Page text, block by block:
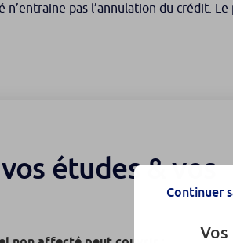
n’entraine pas l’annulation du crédit.
études & vos
Continuer